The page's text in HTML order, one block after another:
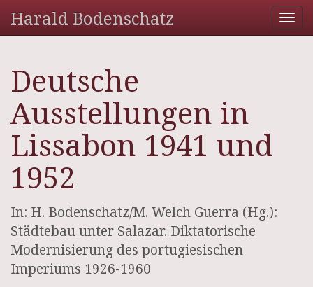
Harald Bodenschatz
Deutsche
Ausstellungen in
Lissabon 1941 und
1952
In: H. Bodenschatz/M. Welch Guerra (Hg.):
Städtebau unter Salazar. Diktatorische
Modernisierung des portugiesischen
Imperiums 1926-1960